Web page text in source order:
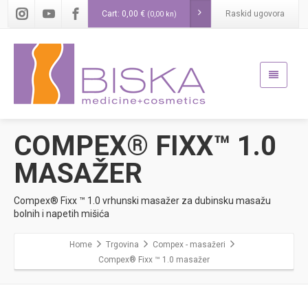
Cart: 0,00 € (0,00 kn) Raskid ugovora
COMPEX® FIXX™ 1.0
MASAŽER
Compex® Fixx ™ 1.0 vrhunski masažer za dubinsku masažu
bolnih i napetih mišića
Home Trgovina
Compex - masažeri
Compex® Fixx ™ 1.0 masažer